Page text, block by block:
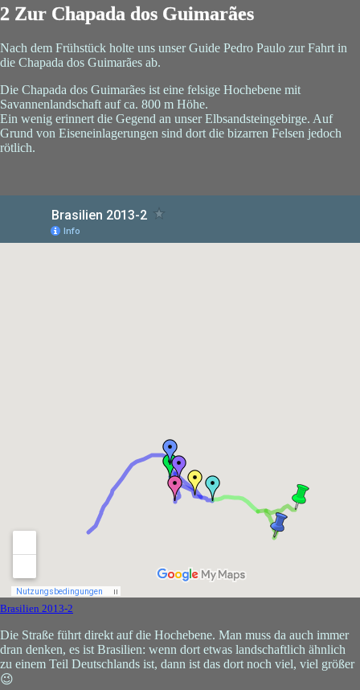
2 Zur Chapada dos Guimarães
Nach dem Frühstück holte uns unser Guide Pedro Paulo zur Fahrt in
die Chapada dos Guimarães ab.
Die Chapada dos Guimarães ist eine felsige Hochebene mit
Savannenlandschaft auf ca. 800 m Höhe.
Ein wenig erinnert die Gegend an unser Elbsandsteingebirge. Auf
Grund von Eiseneinlagerungen sind dort die bizarren Felsen jedoch
rötlich.
Brasilien 2013-2
Die Straße führt direkt auf die Hochebene. Man muss da auch immer
dran denken, es ist Brasilien: wenn dort etwas landschaftlich ähnlich
zu einem Teil Deutschlands ist, dann ist das dort noch viel, viel größer
😉